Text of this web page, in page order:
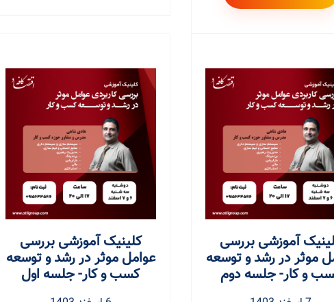
آموزشی بررسی
موثر در رشد و توسعه
و کار- جلسه دوم
کلینیک آموزشی بررسی
عوامل موثر در رشد و توسعه
کسب و کار- جلسه اول